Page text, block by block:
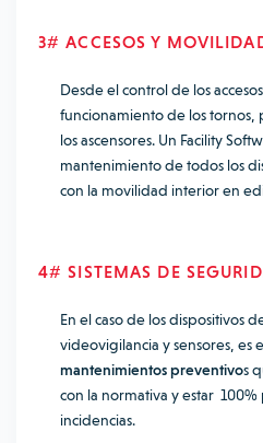
3# ACCESOS Y
Desde el control de los
funcionamiento de los tornos,
los ascensores. Un Facility
mantenimiento de todos los
con la movilidad interior en
4# SISTEMAS DE
En el caso de los dispositivos
videovigilancia y sensores, es
mantenimientos preventivos
con la normativa y estar
incidencias.